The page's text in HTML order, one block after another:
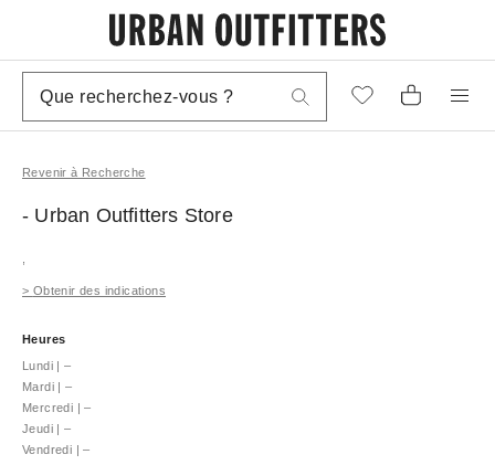
Revenir à Recherche
- Urban Outfitters Store
> Obtenir des indications
Heures
Lundi | –
Mardi | –
Mercredi | –
Jeudi | –
Vendredi | –